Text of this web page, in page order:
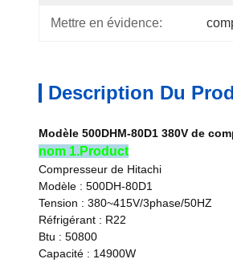
Mettre en évidence:
Description Du
Modèle 500DHM-80D1 380V de
nom 1.Product
Compresseur de Hitachi
Modèle : 500DH-80D1
Tension : 380~415V/3phase/50HZ
Réfrigérant : R22
Btu : 50800
Capacité : 14900W